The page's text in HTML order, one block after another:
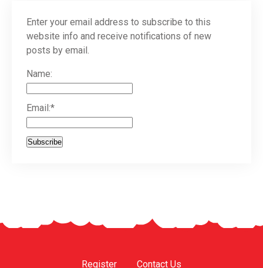
Enter your email address to subscribe to this
website info and receive notifications of new
posts by email.
Name:
Email:*
Register Contact Us